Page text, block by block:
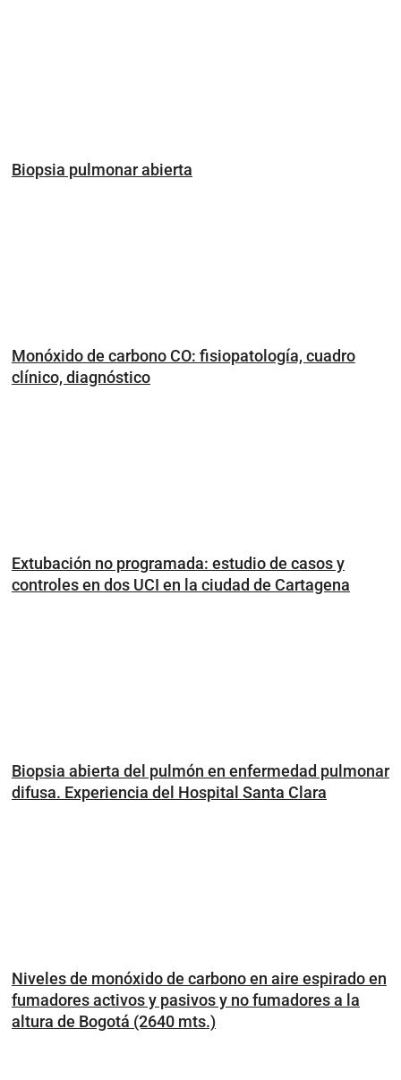
Biopsia pulmonar abierta
Monóxido de carbono CO: fisiopatología, cuadro
clínico, diagnóstico
Extubación no programada: estudio de casos y
controles en dos UCI en la ciudad de Cartagena
Biopsia abierta del pulmón en enfermedad pulmonar
difusa. Experiencia del Hospital Santa Clara
Niveles de monóxido de carbono en aire espirado en
fumadores activos y pasivos y no fumadores a la
altura de Bogotá (2640 mts.)